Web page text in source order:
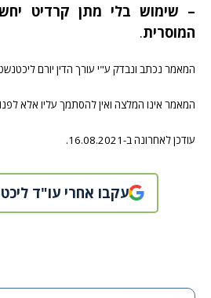
– שימוש בלי מתן קרדיט
המוסרית.
המאמר נכתב ונבדק ע"י עורך הדין יורם
המאמר אינו המלצה ואין להסתמך עליו אלא
עודכן לאחרונה ב-16.08.2021.
עקבו אחרי עו"ד